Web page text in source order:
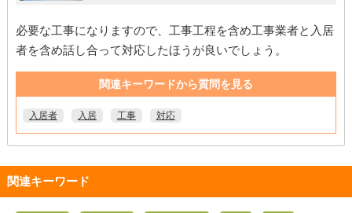
必要な工事になりますので、工事工程を含め工事業者と入居
者を含め話し合って対応したほうが良いでしょう。
関連キーワードから質問を見る
入居者 入居 工事 対応
関連キーワード